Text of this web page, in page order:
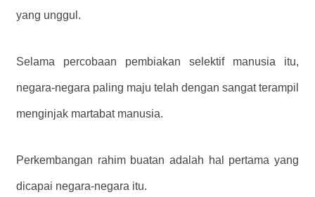
yang unggul.
Selama percobaan pembiakan selektif manusia itu,
negara-negara paling maju telah dengan sangat terampil
menginjak martabat manusia.
Perkembangan rahim buatan adalah hal pertama yang
dicapai negara-negara itu.